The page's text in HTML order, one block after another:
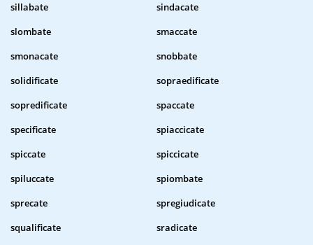
sillabate
sindacate
slombate
smaccate
smonacate
snobbate
solidificate
sopraedificate
sopredificate
spaccate
specificate
spiaccicate
spiccate
spiccicate
spiluccate
spiombate
sprecate
spregiudicate
squalificate
sradicate